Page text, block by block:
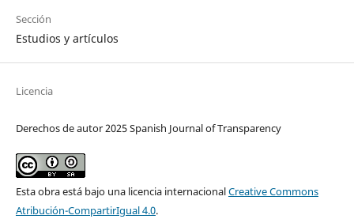
Sección
Estudios y artículos
Licencia
Derechos de autor 2025 Spanish Journal of Transparency
Esta obra está bajo una licencia internacionalCreative Commons
Atribución-CompartirIgual 4.0.